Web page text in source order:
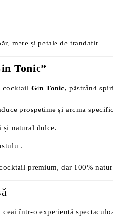
mere și petale de trandafir.
Tonic”
cocktail Gin Tonic, păstrând
prospetime și aroma
și natural dulce.
premium, dar 100%
într-o experiență